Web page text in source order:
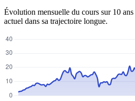
Évolution mensuelle du cours sur 10
actuel dans sa trajectoire longue.